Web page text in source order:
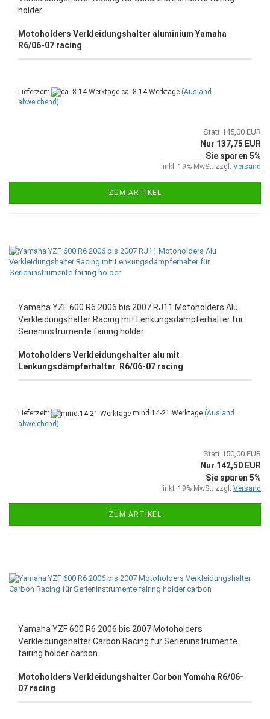
holder
Motoholders Verkleidungshalter aluminium Yamaha
R6/06-07 racing
Lieferzeit: ca. 8-14 Werktage (Ausland
abweichend)
Statt 145,00 EUR
Nur 137,75 EUR
Sie sparen 5%
inkl. 19% MwSt. zzgl. Versand
ZUM ARTIKEL
Yamaha YZF 600 R6 2006 bis 2007 RJ11 Motoholders Alu
Verkleidungshalter Racing mit Lenkungsdämpferhalter für
Serieninstrumente fairing holder
Motoholders Verkleidungshalter alu mit
Lenkungsdämpferhalter R6/06-07 racing
Lieferzeit: mind.14-21 Werktage (Ausland
abweichend)
Statt 150,00 EUR
Nur 142,50 EUR
Sie sparen 5%
inkl. 19% MwSt. zzgl. Versand
ZUM ARTIKEL
Yamaha YZF 600 R6 2006 bis 2007 Motoholders
Verkleidungshalter Carbon Racing für Serieninstrumente
fairing holder carbon
Motoholders Verkleidungshalter Carbon Yamaha R6/06-
07 racing